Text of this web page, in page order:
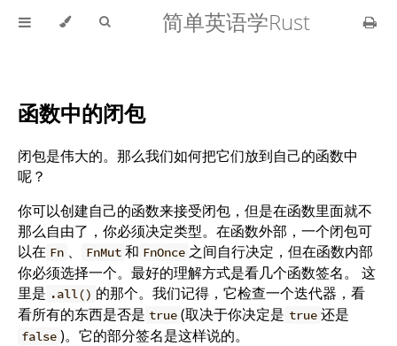
简单英语学Rust
函数中的闭包
闭包是伟大的。那么我们如何把它们放到自己的函数中
呢？
你可以创建自己的函数来接受闭包，但是在函数里面就不
那么自由了，你必须决定类型。在函数外部，一个闭包可
以在 Fn 、 FnMut 和 FnOnce 之间自行决定，但在函数内部
你必须选择一个。最好的理解方式是看几个函数签名。 这
里是 .all() 的那个。我们记得，它检查一个迭代器，看
看所有的东西是否是 true (取决于你决定是 true 还是
false )。它的部分签名是这样说的。